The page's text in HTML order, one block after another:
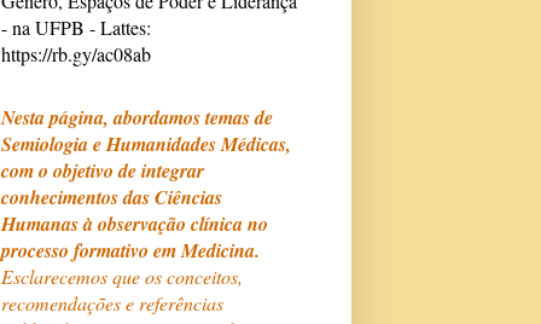
- na UFPB - Lattes:
https://rb.gy/ac08ab
Nesta página, abordamos temas de
Semiologia e Humanidades Médicas,
com o objetivo de integrar
conhecimentos das Ciências
Humanas à observação clínica no
processo formativo em Medicina.
Esclarecemos que os conceitos,
recomendações e referências